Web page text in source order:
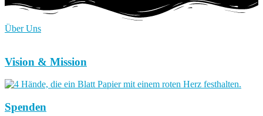
Über Uns
Vision & Mission
Spenden